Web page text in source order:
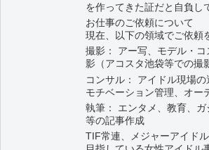
を作ってきた証だと自負し
お仕事のご依頼について
現在、以下の領域でご依頼
撮影： アー写、モデル・
影（アコスタ池袋等での撮
コンサル： アイドル現場
モチベーション管理、オー
執筆： エンタメ、教育、
等の記事作成
TIF常連、メジャーアイド